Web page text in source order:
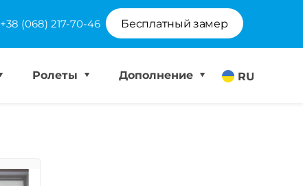
+38 (068) 217-70-46 Бесплатный замер
RU
Ролеты Дополнение